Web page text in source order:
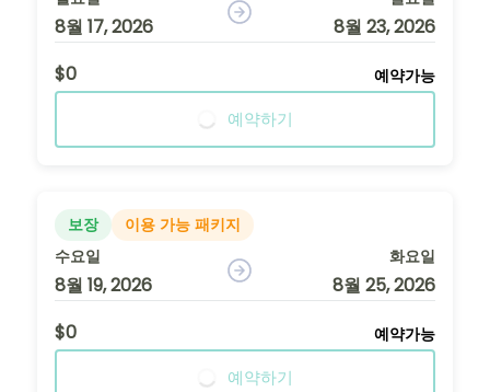
8월 17, 2026
8월 23, 2026
$0
예약가능
예약하기
보장
이용 가능 패키지
수요일
8월 19, 2026
화요일
8월 25, 2026
$0
예약가능
예약하기